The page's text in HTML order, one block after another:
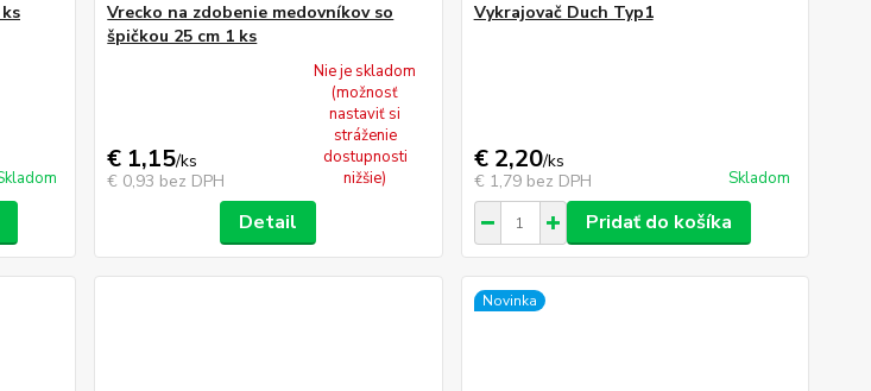
Vrecko na zdobenie medovníkov so
špičkou 25 cm 1 ks
€ 1,15/ks
€ 0,93 bez DPH
Nie je skladom
(možnosť
nastaviť si
stráženie
dostupnosti
nižšie)
Detail
Vykrajovač Duch Typ1
€ 2,20/ks
€ 1,79 bez DPH Skladom
Pridať do košíka
Novinka